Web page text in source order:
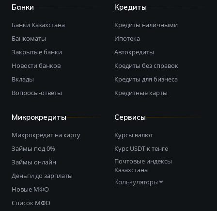
Банки
Банки Казахстана
Банкоматы
Закрытые банки
Новости банков
Вклады
Вопросы-ответы
Кредиты
Кредиты наличными
Ипотека
Автокредиты
Кредиты без справок
Кредиты для бизнеса
Кредитные карты
Микрокредиты
Микрокредит на карту
Займы под 0%
Займы онлайн
Деньги до зарплаты
Новые МФО
Список МФО
Сервисы
Курсы валют
Курс USDT к тенге
Почтовые индексы
Казахстана
Калькуляторы